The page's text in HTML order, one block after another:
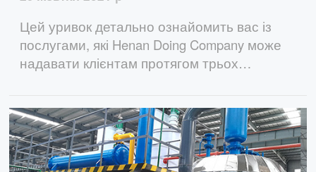
Цей уривок детально ознайомить вас із
послугами, які Henan Doing Company може
надавати клієнтам протягом трьох
обладнання.